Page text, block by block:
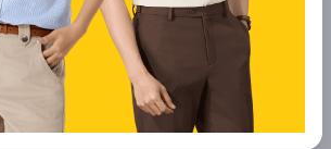
dụng các công nghệ vải tiên tiến
phẩm áo thun, đặc biệt là áo polo
áo tại Yody được thiết kế dựa
trắc học của người Việt. Giúp
trở ngại của cái nóng mùa hè,
mái, thoáng mát cho người mặc.